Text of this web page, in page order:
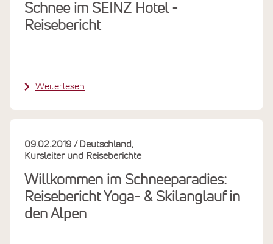
Schnee im SEINZ Hotel -
Reisebericht
Weiterlesen
Willkommen im Schneeparadies:
Reisebericht Yoga- & Skilanglauf in
den Alpen
09.02.2019
Deutschland
Kursleiter und Reiseberichte